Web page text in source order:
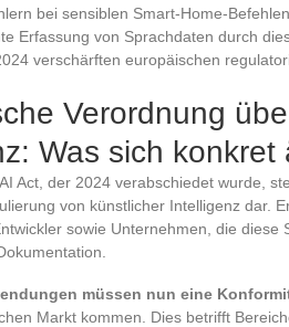
bei sensiblen Smart-Home-
Erfassung von Sprachdaten durch
verschärften europäischen
Verordnung
Was sich konkret
Act, der 2024 verabschiedet wurde,
von künstlicher Intelligenz dar.
sowie Unternehmen, die diese
müssen nun eine
Markt kommen. Dies betrifft